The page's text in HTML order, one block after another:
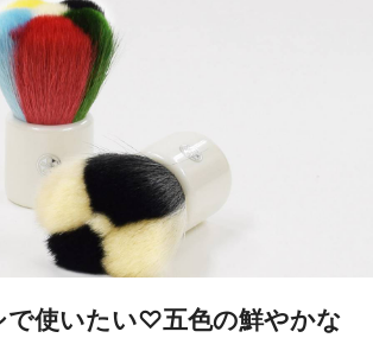
で使いたい♡五色の鮮やかな